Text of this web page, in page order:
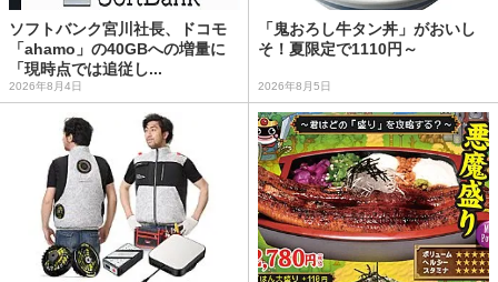
ソフトバンク宮川社長、ドコモ
「ahamo」の40GBへの増量に
「現時点では追従し...
2026年8月4日
「鬼おろし牛タン丼」がおいし
そ！夏限定で1110円～
2026年8月5日